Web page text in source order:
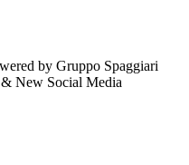
by Gruppo Spaggiari
New Social Media